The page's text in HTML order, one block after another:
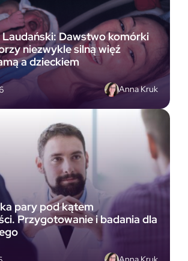
Dawstwo komórki
niezwykle silną więź
a dzieckiem
Anna Kruk
pary pod kątem
Przygotowanie i badania dla